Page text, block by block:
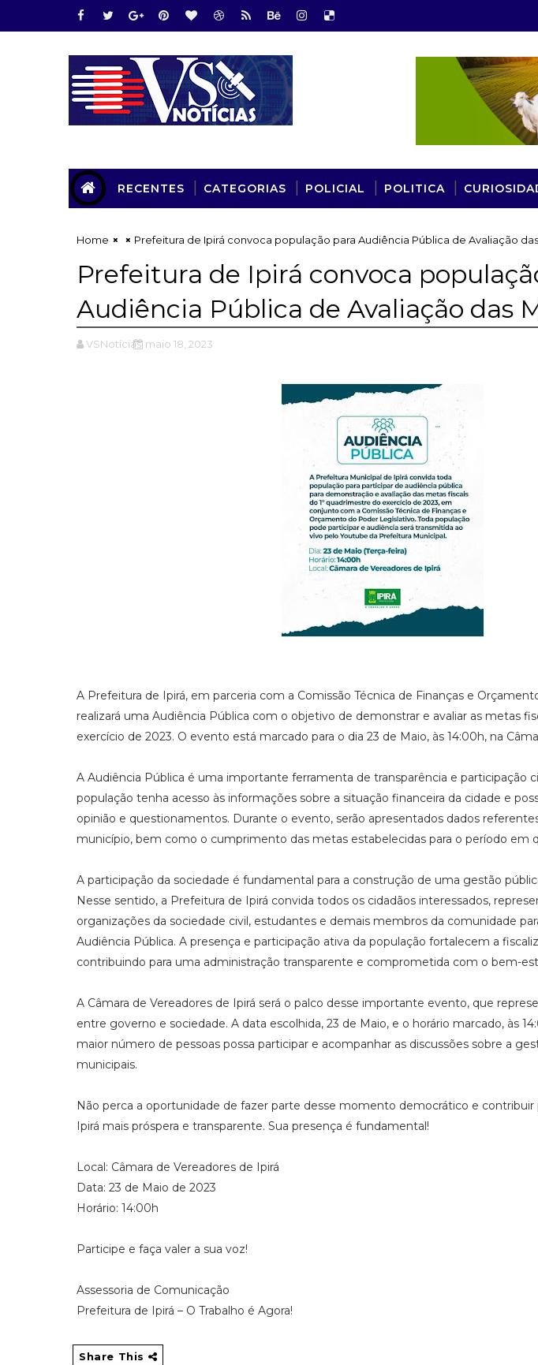
RECENTES CATEGORIAS POLICIAL POLITICA
Home Prefeitura de Ipirá convoca população para Audiência Pública de Avaliação
Prefeitura de Ipirá convoca
Audiência Pública de Avaliação das
VSNotícias maio 18, 2023
A Prefeitura de Ipirá, em parceria com a Comissão Técnica de Finanças e
realizará uma Audiência Pública com o objetivo de demonstrar e avaliar as metas
exercício de 2023. O evento está marcado para o dia 23 de Maio, às 14:00h, na
A Audiência Pública é uma importante ferramenta de transparência e participação
população tenha acesso às informações sobre a situação financeira da cidade e
opinião e questionamentos. Durante o evento, serão apresentados dados
município, bem como o cumprimento das metas estabelecidas para o período em
A participação da sociedade é fundamental para a construção de uma gestão
Nesse sentido, a Prefeitura de Ipirá convida todos os cidadãos interessados,
organizações da sociedade civil, estudantes e demais membros da comunidade
Audiência Pública. A presença e participação ativa da população fortalecem a
contribuindo para uma administração transparente e comprometida com o bem-
A Câmara de Vereadores de Ipirá será o palco desse importante evento, que
entre governo e sociedade. A data escolhida, 23 de Maio, e o horário marcado, às
maior número de pessoas possa participar e acompanhar as discussões sobre a
municipais.
Não perca a oportunidade de fazer parte desse momento democrático e contribuir
Ipirá mais próspera e transparente. Sua presença é fundamental!
Local: Câmara de Vereadores de Ipirá
Data: 23 de Maio de 2023
Horário: 14:00h
Participe e faça valer a sua voz!
Assessoria de Comunicação
Prefeitura de Ipirá – O Trabalho é Agora!
Share This